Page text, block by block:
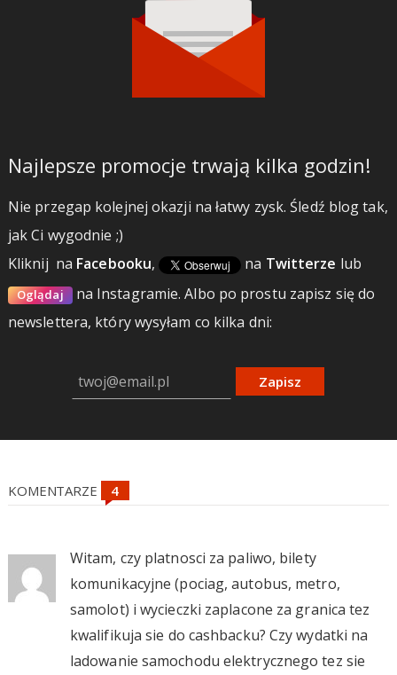
Najlepsze promocje trwają kilka godzin!
Nie przegap kolejnej okazji na łatwy zysk. Śledź blog tak,
jak Ci wygodnie ;)
Kliknij na Facebooku, na Twitterze lub
Oglądaj na Instagramie.Albo po prostu zapisz się do
newslettera, który wysyłam co kilka dni:
Zapisz
KOMENTARZE
Witam, czy platnosci za paliwo, bilety
komunikacyjne (pociag, autobus, metro,
samolot) i wycieczki zaplacone za granica tez
kwalifikuja sie do cashbacku? Czy wydatki na
ladowanie samochodu elektrycznego tez sie